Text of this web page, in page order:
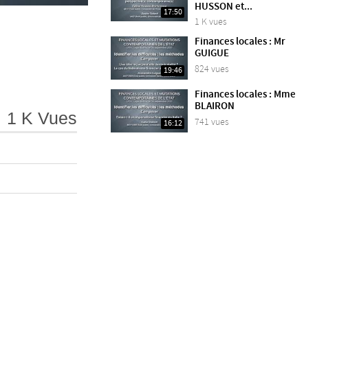
1 K Vues
17:50
HUSSON et...
1 K vues
19:46
Finances locales : Mr
GUIGUE
824 vues
16:12
Finances locales : Mme
BLAIRON
741 vues